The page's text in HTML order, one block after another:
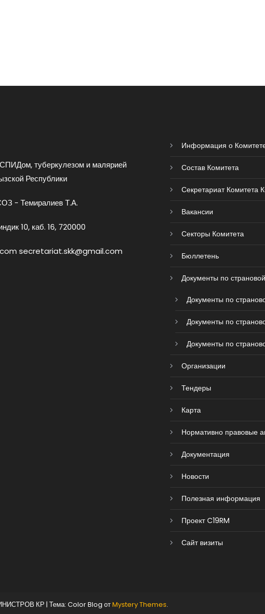
туберкулезом и малярией
Республики
- Темиралиев Т.А.
10, каб. 16, 720000
secretariat.skk@gmail.com
Информация о
Состав Комитета
Секретариат Комитета
Вакансии
Секторы Комитета
Бюллетень
Документы по
Документы по
Документы по
Документы по
Организации
Тендеры
Карта
Нормативно правовые
Документация
Новости
Полезная информация
Проект C19RM
Сайт визиты
КР | Тема: Color Blog отMystery Themes.